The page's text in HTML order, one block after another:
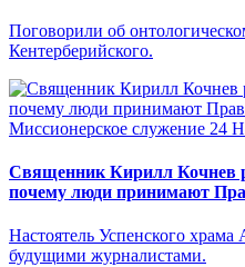
Поговорили об
Кентерберийского.
Миссионерское служение 24
Священник Кирилл Кочнев
почему люди принимают
Настоятель Успенского храма
будущими журналистами.